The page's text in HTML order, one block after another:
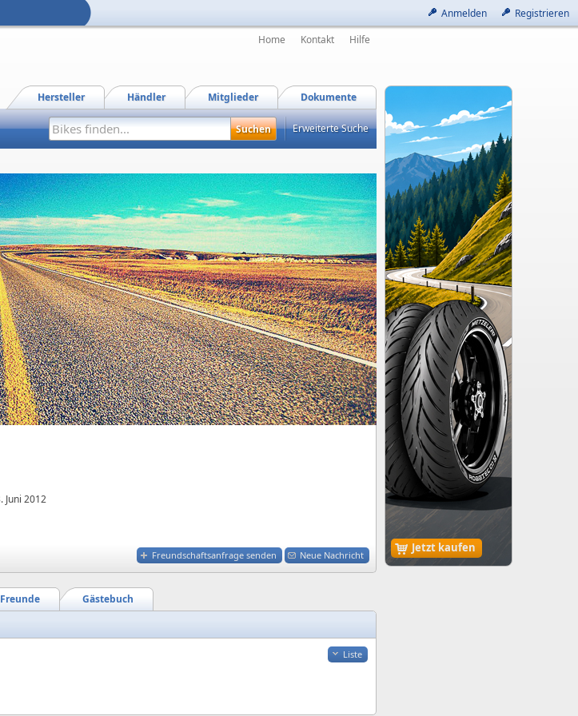
Anmelden Registrieren
Jetzt kaufen
Home Kontakt Hilfe
Dokumente
Mitglieder
Händler
Hersteller
Erweiterte Suche
Juni 2012
Freundschaftsanfrage senden Neue Nachricht
Gästebuch
Freunde
Liste